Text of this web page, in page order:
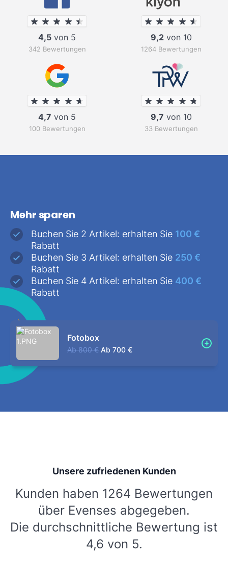
4,5 von 5
342 Bewertungen
9,2von 10
1264 Bewertungen
4,7 von 5
100 Bewertungen
9,7 von 10
33 Bewertungen
Mehr sparen
Buchen Sie 2 Artikel: erhalten Sie 100 €
Rabatt
Buchen Sie 3 Artikel: erhalten Sie 250 €
Rabatt
Buchen Sie 4 Artikel: erhalten Sie 400 €
Rabatt
Fotobox
Ab 800 € Ab 700 €
Unsere zufriedenen Kunden
Kunden haben 1264 Bewertungen
über Evenses abgegeben.
Die durchschnittliche Bewertung ist
4,6 von 5.